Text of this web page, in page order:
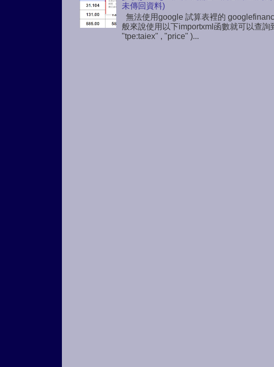
未傳回資料)
無法使用google 試算表裡的
般來說使用以下importxml函數就可以查
"tpe:taiex" , "price" )...